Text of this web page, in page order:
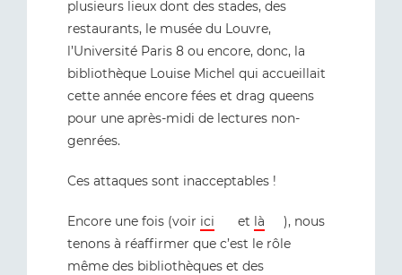
plusieurs lieux dont des stades, des
restaurants, le musée du Louvre,
l’Université Paris 8 ou encore, donc, la
bibliothèque Louise Michel qui accueillait
cette année encore fées et drag queens
pour une après-midi de lectures non-
genrées.
Ces attaques sont inacceptables !
Encore une fois (voir ici et là
), nous
tenons à réaffirmer que c’est le rôle
même des bibliothèques et des